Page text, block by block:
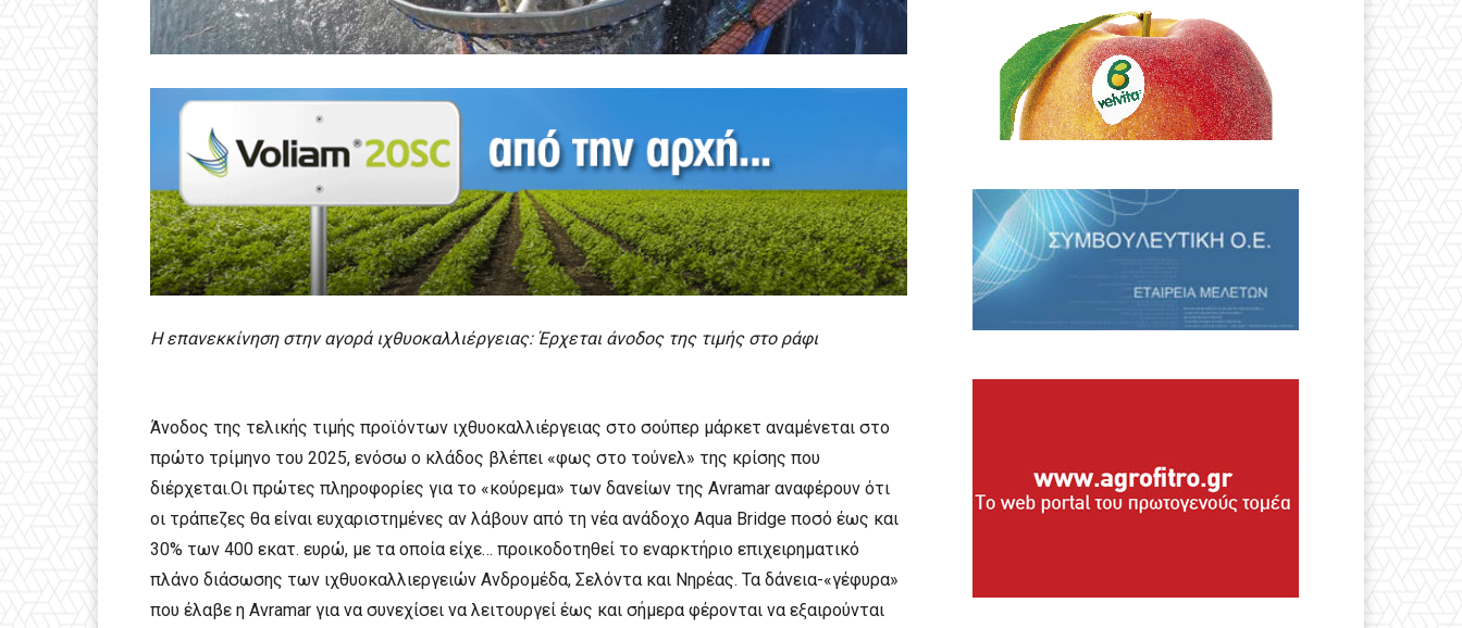
Η επανεκκίνηση στην αγορά ιχθυοκαλλιέργειας: Έρχεται άνοδος της τιμής στο ράφι
Άνοδος της τελικής τιμής προϊόντων ιχθυοκαλλιέργειας στο σούπερ μάρκετ αναμένεται στο
πρώτο τρίμηνο του 2025, ενόσω ο κλάδος βλέπει «φως στο τούνελ» της κρίσης που
διέρχεται.Οι πρώτες πληροφορίες για το «κούρεμα» των δανείων της Avramar αναφέρουν ότι
οι τράπεζες θα είναι ευχαριστημένες αν λάβουν από τη νέα ανάδοχο Aqua Bridge ποσό έως και
30% των 400 εκατ. ευρώ, με τα οποία είχε… προικοδοτηθεί το εναρκτήριο επιχειρηματικό
πλάνο διάσωσης των ιχθυοκαλλιεργειών Ανδρομέδα, Σελόντα και Νηρέας. Τα δάνεια-«γέφυρα»
που έλαβε η Avramar για να συνεχίσει να λειτουργεί έως και σήμερα φέρονται να εξαιρούνται